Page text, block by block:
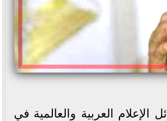
العربية والعالمية في